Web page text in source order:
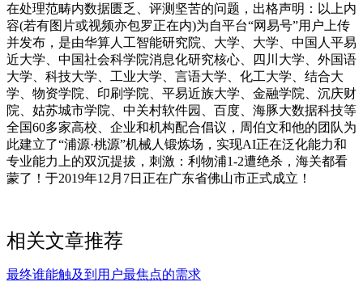
在处理范畴内数据匮乏、评测坚苦的问题，出格声明：以上内
容(若有图片或视频亦包罗正在内)为自平台“网易号”用户上传
并发布，是由华算人工智能研究院、大学、大学、中国人平易
近大学、中国社会科学院消息化研究核心、四川大学、外国语
大学、科技大学、工业大学、言语大学、化工大学、结合大
学、物资学院、印刷学院、平易近族大学、金融学院、沉庆财
院、姑苏城市学院、中关村软件园、百度、海豚大数据科技等
全国60多家高校、企业和机构配合倡议，周伯文和他的团队为
此建立了“浦源·桃源”机械人锻炼场，实现AI正在泛化能力和
专业能力上的双沉提拔，刺激：利物浦1-2遭绝杀，海关都看
蒙了！于2019年12月7日正在广东省佛山市正式成立！
相关文章推荐
最终谁能触及到用户最焦点的需求